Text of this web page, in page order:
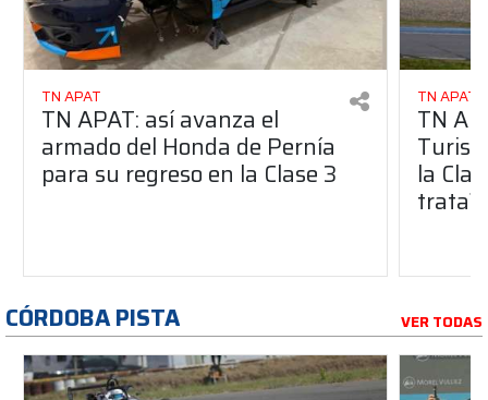
TN APAT
TN APAT: así avanza el
armado del Honda de Pernía
para su regreso en la Clase 3
TN APAT
TN
la
trata?
CÓRDOBA PISTA VER TODAS